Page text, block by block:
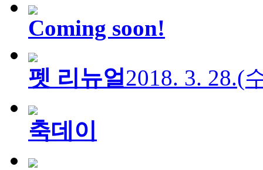
Coming soon!
펫 리뉴얼2018. 3. 28.(
축데이